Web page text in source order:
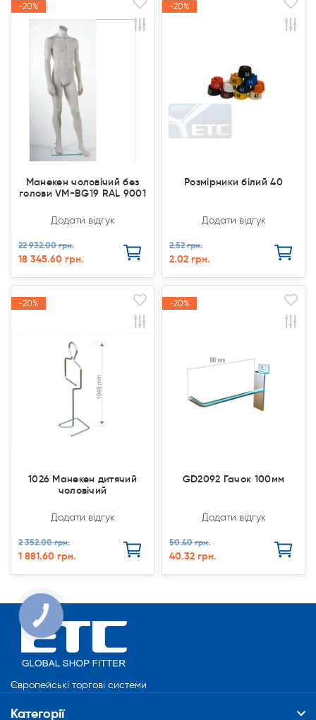
-20%
Акція
-20%
Акція
Манекен чоловічий без
голови VM-BG19 RAL 9001
Додати відгук
22 932.00 грн.
18 345.60 грн.
-20%
-20%
Розмірники білий 40
Додати відгук
2.52 грн.
2.02 грн.
-20%
-20%
1026 Манекен дитячий
чоловічий
Додати відгук
2 352.00 грн.
1 881.60 грн.
-20%
-20%
GD2092 Гачок 100мм
Додати відгук
50.40 грн.
40.32 грн.
Європейські торгові системи
Категорії
КНОПКА
СВЯЗИ